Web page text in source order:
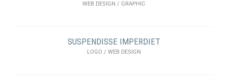
WEB DESIGN / GRAPHIC
SUSPENDISSE IMPERDIET
LOGO / WEB DESIGN